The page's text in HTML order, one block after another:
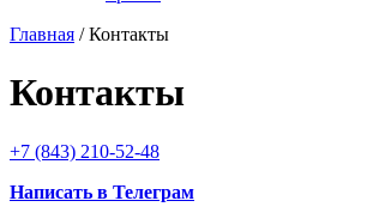
Главная /Контакты
Контакты
+7 (843) 210-52-48
Написать в Телеграм